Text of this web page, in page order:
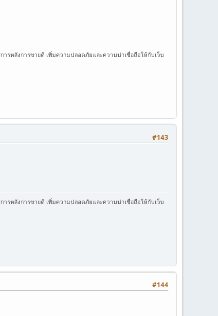
ารหลังการขายดี เพิ่มความปลอดภัยและความน่าเชื่อถือให้กับเว็บ
#143
ารหลังการขายดี เพิ่มความปลอดภัยและความน่าเชื่อถือให้กับเว็บ
#144